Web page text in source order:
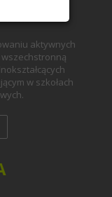
aktywnych
w szkołach